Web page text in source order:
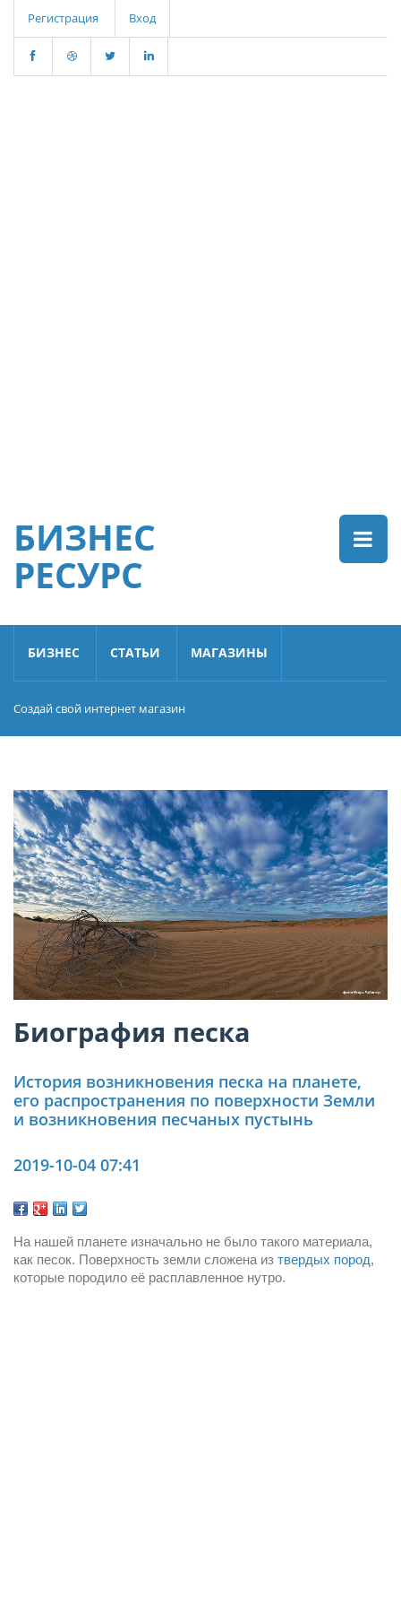
Регистрация Вход
БИЗНЕС
РЕСУРС
БИЗНЕС СТАТЬИ МАГАЗИНЫ
Создай свой интернет магазин
Биография песка
История возникновения песка на планете,
его распространения по поверхности Земли
и возникновения песчаных пустынь
2019-10-04 07:41
На нашей планете изначально не было такого материала,
как песок. Поверхность земли сложена из твердых пород,
которые породило её расплавленное нутро.